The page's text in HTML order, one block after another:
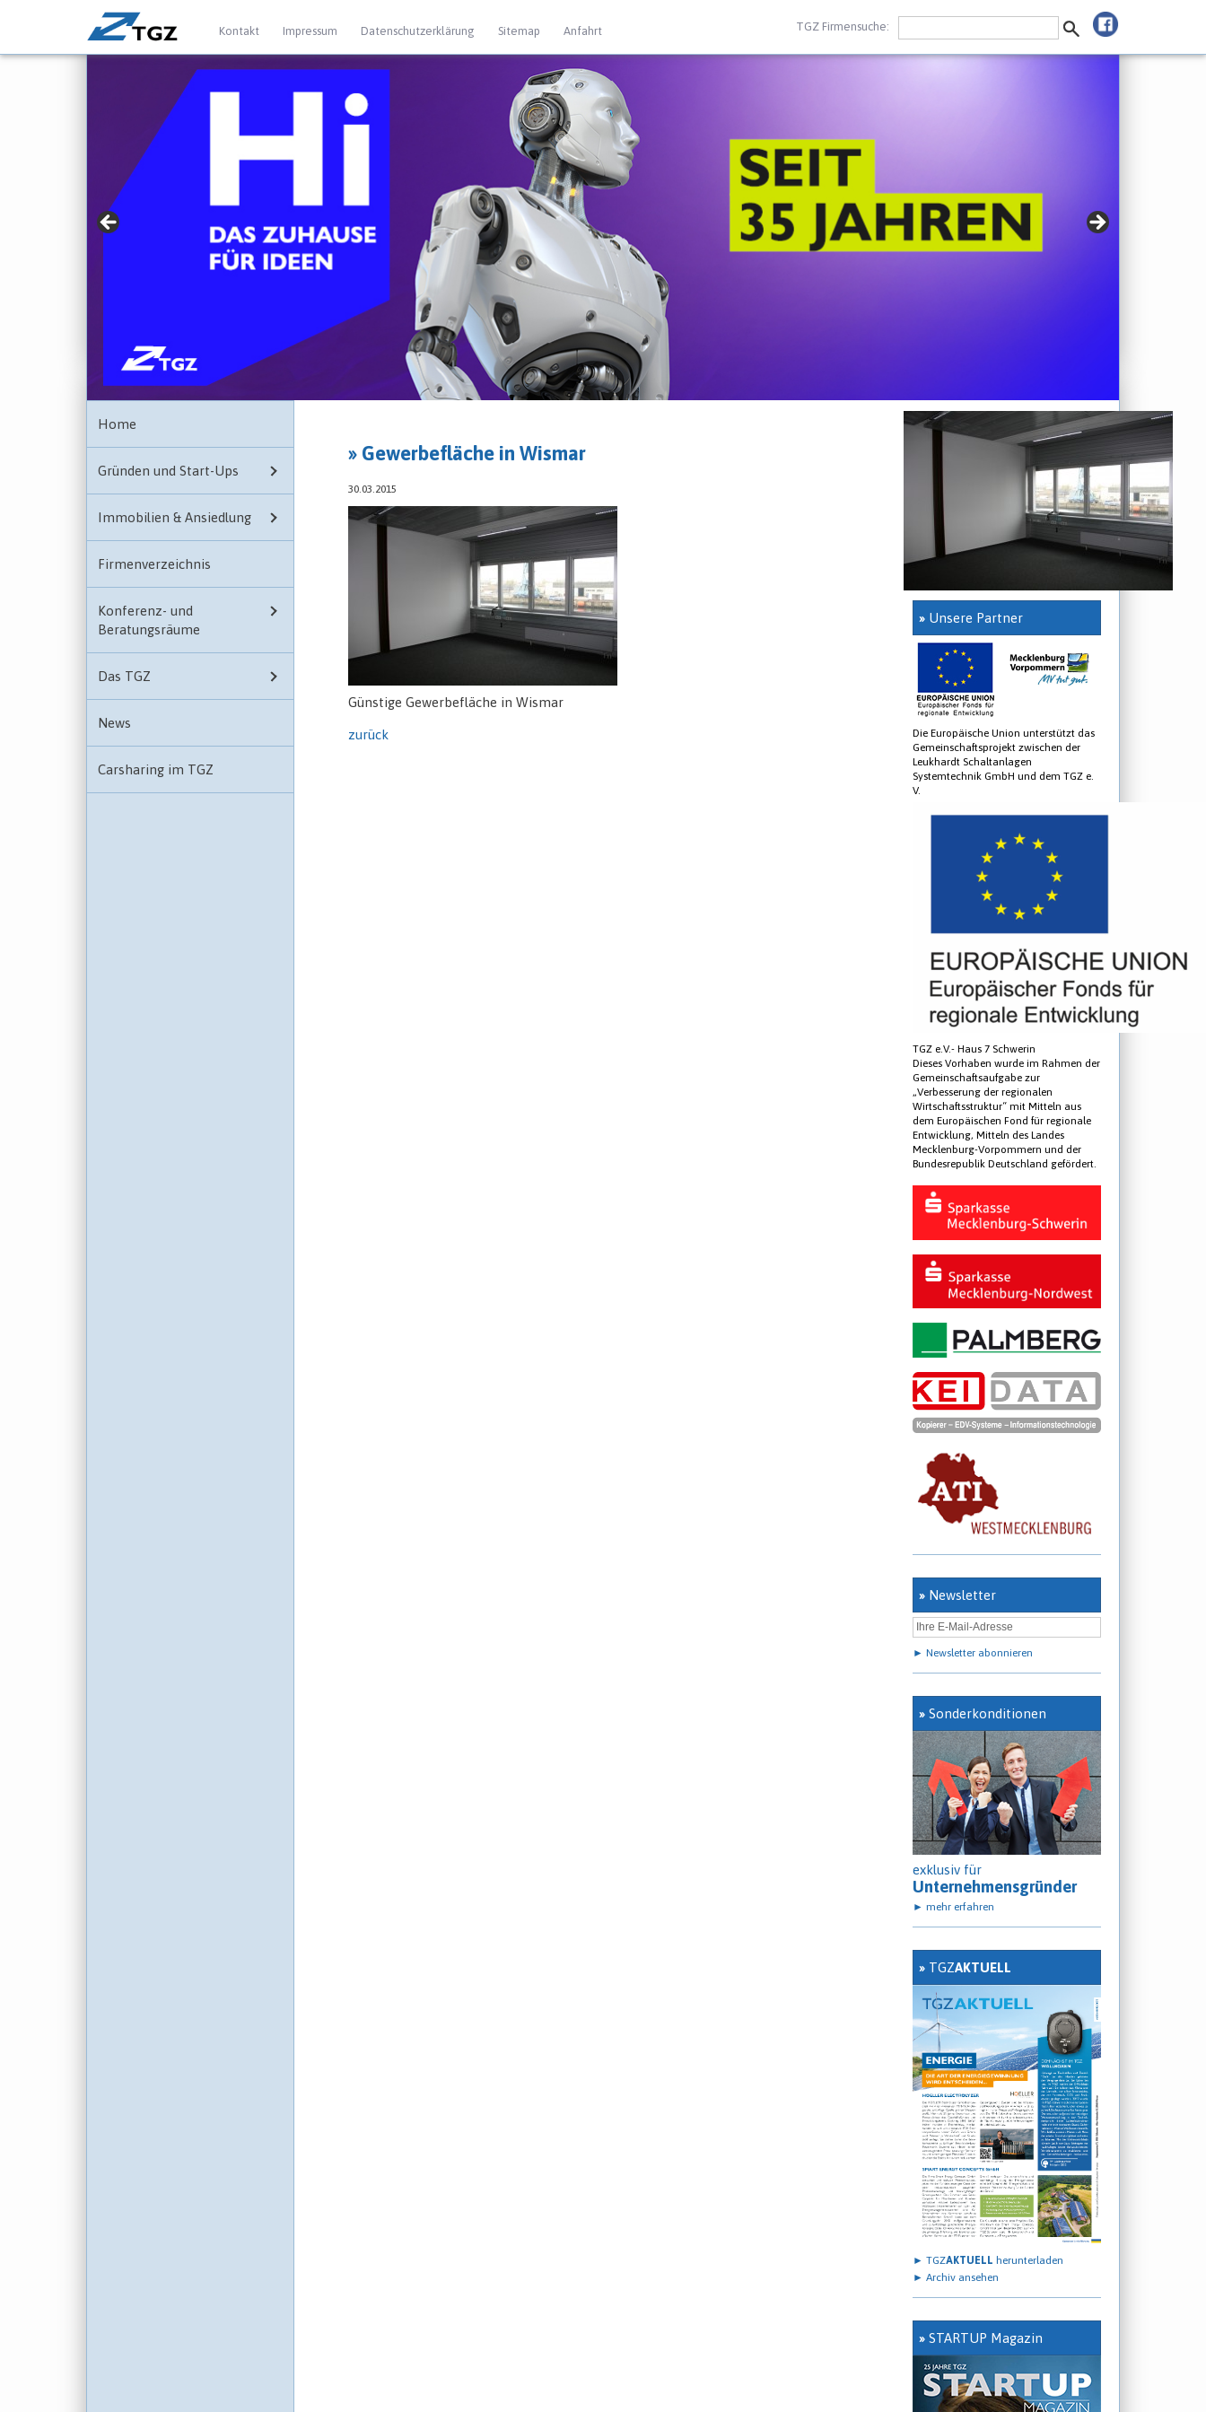
Kontakt Impressum Datenschutzerklärung Sitemap Anfahrt TGZ Firmensuche:
» Für Gründer mit Extras
► jetzt mehr erfahren
Home
Gründen und Start-Ups
Immobilien & Ansiedlung
Firmenverzeichnis
Konferenz- und
Beratungsräume
Das TGZ
News
Carsharing im TGZ
» Gewerbefläche in Wismar
30.03.2015
Günstige Gewerbefläche in Wismar
zurück
» Unsere Partner
Die Europäische Union unterstützt das
Gemeinschaftsprojekt zwischen der
Leukhardt Schaltanlagen
Systemtechnik GmbH und dem TGZ e.
V.
TGZ e.V.- Haus 7 Schwerin
Dieses Vorhaben wurde im Rahmen der
Gemeinschaftsaufgabe zur
„Verbesserung der regionalen
Wirtschaftsstruktur“ mit Mitteln aus
dem Europäischen Fond für regionale
Entwicklung, Mitteln des Landes
Mecklenburg-Vorpommern und der
Bundesrepublik Deutschland gefördert.
» Newsletter
► Newsletter abonnieren
» Sonderkonditionen
exklusiv für
Unternehmensgründer
► mehr erfahren
» TGZAKTUELL
► TGZAKTUELL herunterladen
► Archiv ansehen
» STARTUP Magazin